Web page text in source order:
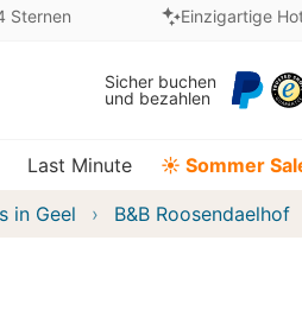
Sternen Einzigartige
Sicher buchen
und bezahlen
Last Minute ☀️ Sommer
in Geel B&B Roosendaelhof